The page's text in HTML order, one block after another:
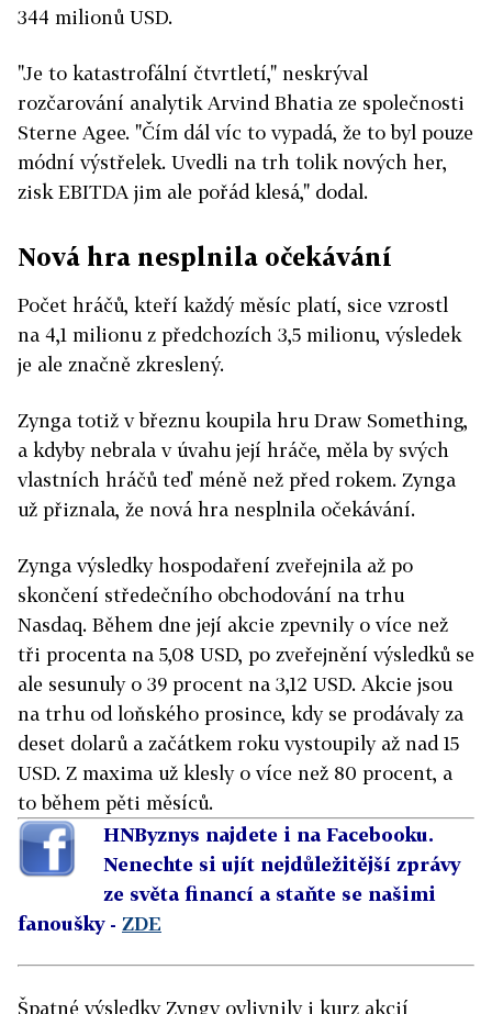
344 milionů USD.
"Je to katastrofální čtvrtletí," neskrýval
rozčarování analytik Arvind Bhatia ze společnosti
Sterne Agee. "Čím dál víc to vypadá, že to byl pouze
módní výstřelek. Uvedli na trh tolik nových her,
zisk EBITDA jim ale pořád klesá," dodal.
Nová hra nesplnila očekávání
Počet hráčů, kteří každý měsíc platí, sice vzrostl
na 4,1 milionu z předchozích 3,5 milionu, výsledek
je ale značně zkreslený.
Zynga totiž v březnu koupila hru Draw Something,
a kdyby nebrala v úvahu její hráče, měla by svých
vlastních hráčů teď méně než před rokem. Zynga
už přiznala, že nová hra nesplnila očekávání.
Zynga výsledky hospodaření zveřejnila až po
skončení středečního obchodování na trhu
Nasdaq. Během dne její akcie zpevnily o více než
tři procenta na 5,08 USD, po zveřejnění výsledků se
ale sesunuly o 39 procent na 3,12 USD. Akcie jsou
na trhu od loňského prosince, kdy se prodávaly za
deset dolarů a začátkem roku vystoupily až nad 15
USD. Z maxima už klesly o více než 80 procent, a
to během pěti měsíců.
HNByznys najdete i na Facebooku.
Nenechte si ujít nejdůležitější zprávy
ze světa financí a staňte se našimi
fanoušky - ZDE
Špatné výsledky Zyngy ovlivnily i kurz akcií